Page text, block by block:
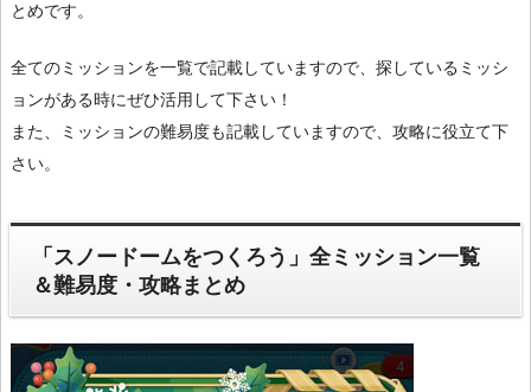
とめです。
全てのミッションを一覧で記載していますので、探しているミッシ
ョンがある時にぜひ活用して下さい！
また、ミッションの難易度も記載していますので、攻略に役立て下
さい。
「スノードームをつくろう」全ミッション一覧
＆難易度・攻略まとめ